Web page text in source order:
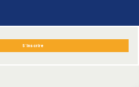
S'inscrire